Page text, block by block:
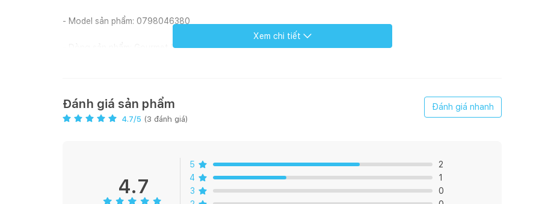
- Model sản phẩm: 0798046380
- Dòng sản phẩm: Gourmet Plus
- Hình dáng: Tròn / Oval
- Chất liệu: Thép không gỉ Cromargan 18/10
Xem chi tiết
Đánh giá sản phẩm
4.7/5 (3 đánh giá)
Đánh giá nhanh
4.7
5
2
4
1
3
0